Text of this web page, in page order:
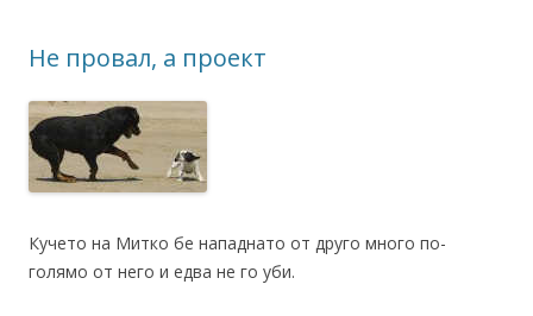
Не провал, а проект
Кучето на Митко бе нападнато от друго много по-
голямо от него и едва не го уби.